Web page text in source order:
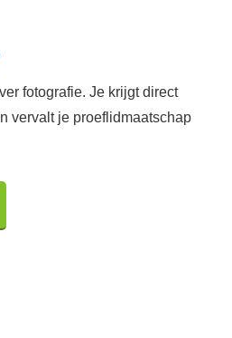
fotografie. Je krijgt direct
vervalt je proeflidmaatschap